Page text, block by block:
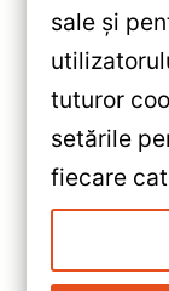
«
Ford
sale și
tuturor
setările
fiecare